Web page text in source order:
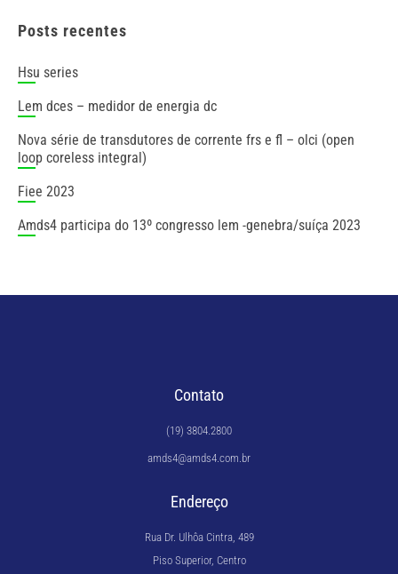
Posts recentes
hsu series
lem dces – medidor de energia dc
nova série de transdutores de corrente frs e fl – olci (open
loop coreless integral)
fiee 2023
amds4 participa do 13º congresso lem -genebra/suíça 2023
Contato
(19) 3804.2800
amds4@amds4.com.br
Endereço
Rua Dr. Ulhôa Cintra, 489
Piso Superior, Centro